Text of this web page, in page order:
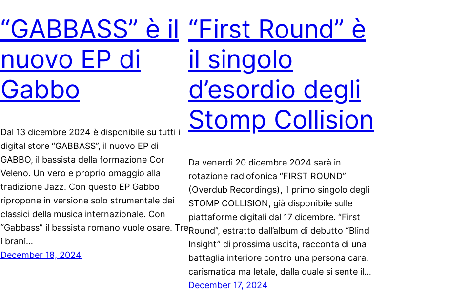
“GABBASS” è il
nuovo EP di
Gabbo
Dal 13 dicembre 2024 è disponibile su tutti i
digital store “GABBASS”, il nuovo EP di
GABBO, il bassista della formazione Cor
Veleno. Un vero e proprio omaggio alla
tradizione Jazz. Con questo EP Gabbo
ripropone in versione solo strumentale dei
classici della musica internazionale. Con
“Gabbass” il bassista romano vuole osare. Tre
i brani…
December 18, 2024
“First Round” è
il singolo
d’esordio degli
Stomp Collision
Da venerdì 20 dicembre 2024 sarà in
rotazione radiofonica “FIRST ROUND”
(Overdub Recordings), il primo singolo degli
STOMP COLLISION, già disponibile sulle
piattaforme digitali dal 17 dicembre. “First
Round”, estratto dall’album di debutto “Blind
Insight” di prossima uscita, racconta di una
battaglia interiore contro una persona cara,
carismatica ma letale, dalla quale si sente il…
December 17, 2024